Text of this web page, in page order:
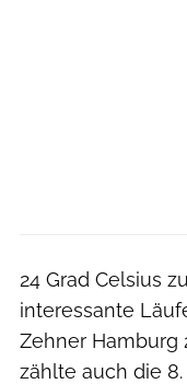
24 Grad Celsius
interessante
Zehner Hamburg
zählte auch die